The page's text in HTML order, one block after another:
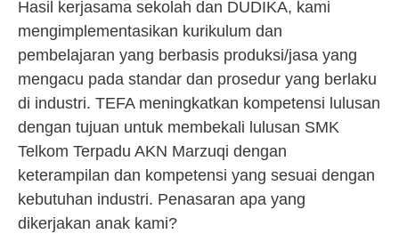
Hasil kerjasama sekolah dan DUDIKA, kami
mengimplementasikan kurikulum dan
pembelajaran yang berbasis produksi/jasa yang
mengacu pada standar dan prosedur yang berlaku
di industri. TEFA meningkatkan kompetensi lulusan
dengan tujuan untuk membekali lulusan SMK
Telkom Terpadu AKN Marzuqi dengan
keterampilan dan kompetensi yang sesuai dengan
kebutuhan industri. Penasaran apa yang
dikerjakan anak kami?